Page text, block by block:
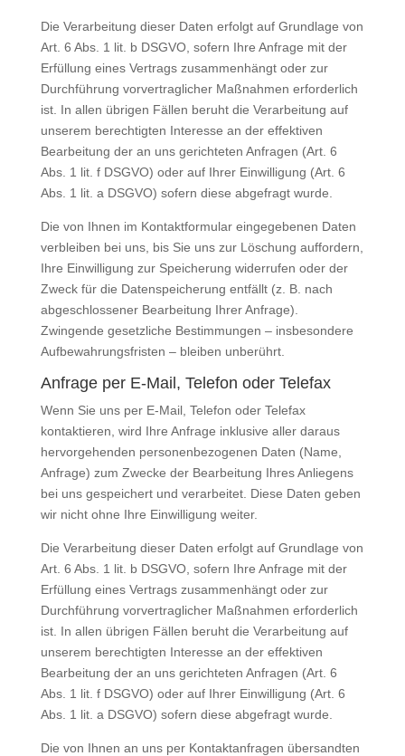
Die Verarbeitung dieser Daten erfolgt auf Grundlage von
Art. 6 Abs. 1 lit. b DSGVO, sofern Ihre Anfrage mit der
Erfüllung eines Vertrags zusammenhängt oder zur
Durchführung vorvertraglicher Maßnahmen erforderlich
ist. In allen übrigen Fällen beruht die Verarbeitung auf
unserem berechtigten Interesse an der effektiven
Bearbeitung der an uns gerichteten Anfragen (Art. 6
Abs. 1 lit. f DSGVO) oder auf Ihrer Einwilligung (Art. 6
Abs. 1 lit. a DSGVO) sofern diese abgefragt wurde.
Die von Ihnen im Kontaktformular eingegebenen Daten
verbleiben bei uns, bis Sie uns zur Löschung auffordern,
Ihre Einwilligung zur Speicherung widerrufen oder der
Zweck für die Datenspeicherung entfällt (z. B. nach
abgeschlossener Bearbeitung Ihrer Anfrage).
Zwingende gesetzliche Bestimmungen – insbesondere
Aufbewahrungsfristen – bleiben unberührt.
Anfrage per E-Mail, Telefon oder Telefax
Wenn Sie uns per E-Mail, Telefon oder Telefax
kontaktieren, wird Ihre Anfrage inklusive aller daraus
hervorgehenden personenbezogenen Daten (Name,
Anfrage) zum Zwecke der Bearbeitung Ihres Anliegens
bei uns gespeichert und verarbeitet. Diese Daten geben
wir nicht ohne Ihre Einwilligung weiter.
Die Verarbeitung dieser Daten erfolgt auf Grundlage von
Art. 6 Abs. 1 lit. b DSGVO, sofern Ihre Anfrage mit der
Erfüllung eines Vertrags zusammenhängt oder zur
Durchführung vorvertraglicher Maßnahmen erforderlich
ist. In allen übrigen Fällen beruht die Verarbeitung auf
unserem berechtigten Interesse an der effektiven
Bearbeitung der an uns gerichteten Anfragen (Art. 6
Abs. 1 lit. f DSGVO) oder auf Ihrer Einwilligung (Art. 6
Abs. 1 lit. a DSGVO) sofern diese abgefragt wurde.
Die von Ihnen an uns per Kontaktanfragen übersandten